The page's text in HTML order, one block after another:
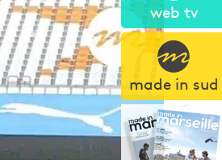
web tv
made in sud